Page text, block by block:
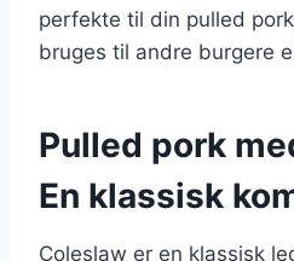
perfekte til din pulled
bruges til andre burgere
Pulled pork
En klassisk
Coleslaw er en klassisk